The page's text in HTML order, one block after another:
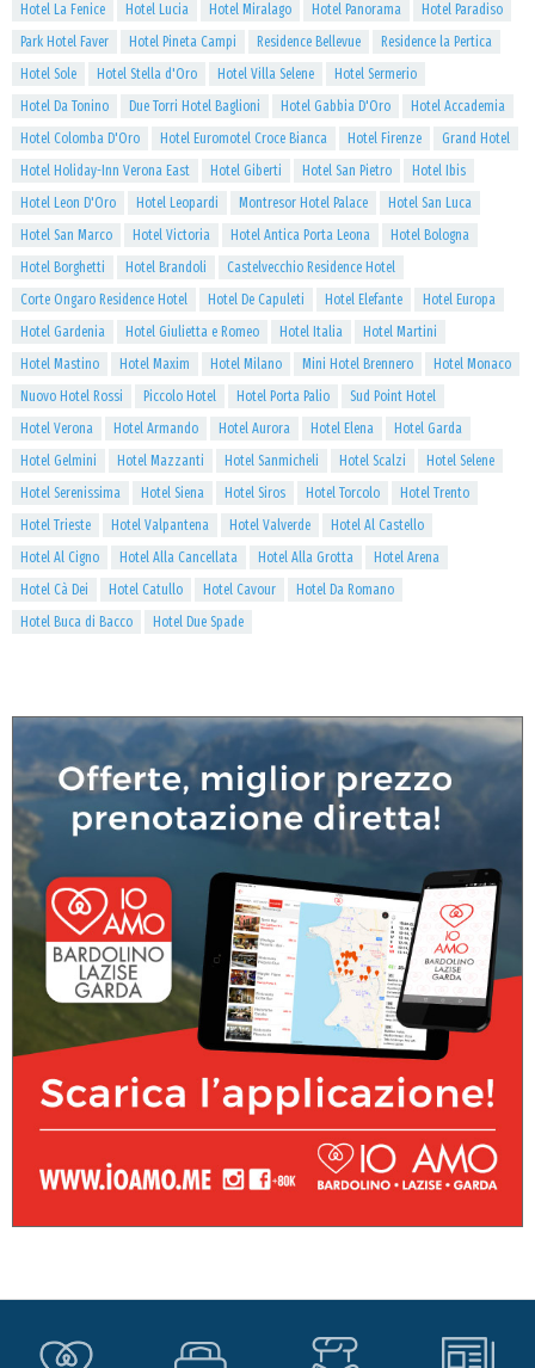
Hotel La Fenice
Hotel Lucia Hotel Miralago Hotel Panorama
Hotel Paradiso
Park Hotel Faver
Hotel Pineta Campi Residence Bellevue
Residence la Pertica
Hotel Sole
Hotel Stella d'Oro Hotel Villa Selene
Hotel Sermerio
Hotel Da Tonino
Due Torri Hotel Baglioni Hotel Gabbia D'Oro
Hotel Accademia
Hotel Colomba D'Oro
Hotel Euromotel Croce Bianca Hotel Firenze
Grand Hotel
Hotel Holiday-Inn Verona East
Hotel Giberti Hotel San Pietro
Hotel Ibis
Hotel Leon D'Oro
Hotel Leopardi Montresor Hotel Palace
Hotel San Luca
Hotel San Marco
Hotel Victoria Hotel Antica Porta Leona
Hotel Bologna
Hotel Borghetti
Hotel Brandoli
Castelvecchio Residence Hotel
Corte Ongaro Residence Hotel
Hotel De Capuleti Hotel Elefante
Hotel Europa
Hotel Gardenia
Hotel Giulietta e Romeo Hotel Italia
Hotel Martini
Hotel Mastino
Hotel Maxim Hotel Milano Mini Hotel Brennero
Hotel Monaco
Nuovo Hotel Rossi
Piccolo Hotel Hotel Porta Palio
Sud Point Hotel
Hotel Verona
Hotel Armando Hotel Aurora Hotel Elena
Hotel Garda
Hotel Gelmini
Hotel Mazzanti Hotel Sanmicheli Hotel Scalzi
Hotel Selene
Hotel Serenissima
Hotel Siena Hotel Siros Hotel Torcolo
Hotel Trento
Hotel Trieste
Hotel Valpantena Hotel Valverde
Hotel Al Castello
Hotel Al Cigno
Hotel Alla Cancellata Hotel Alla Grotta
Hotel Arena
Hotel Cà Dei
Hotel Catullo Hotel Cavour
Hotel Da Romano
Hotel Buca di Bacco
Hotel Due Spade